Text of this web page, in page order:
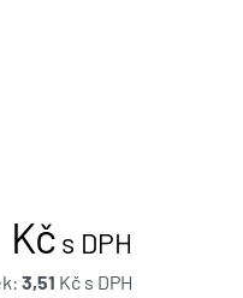
Kč s DPH
3,51 Kč s DPH